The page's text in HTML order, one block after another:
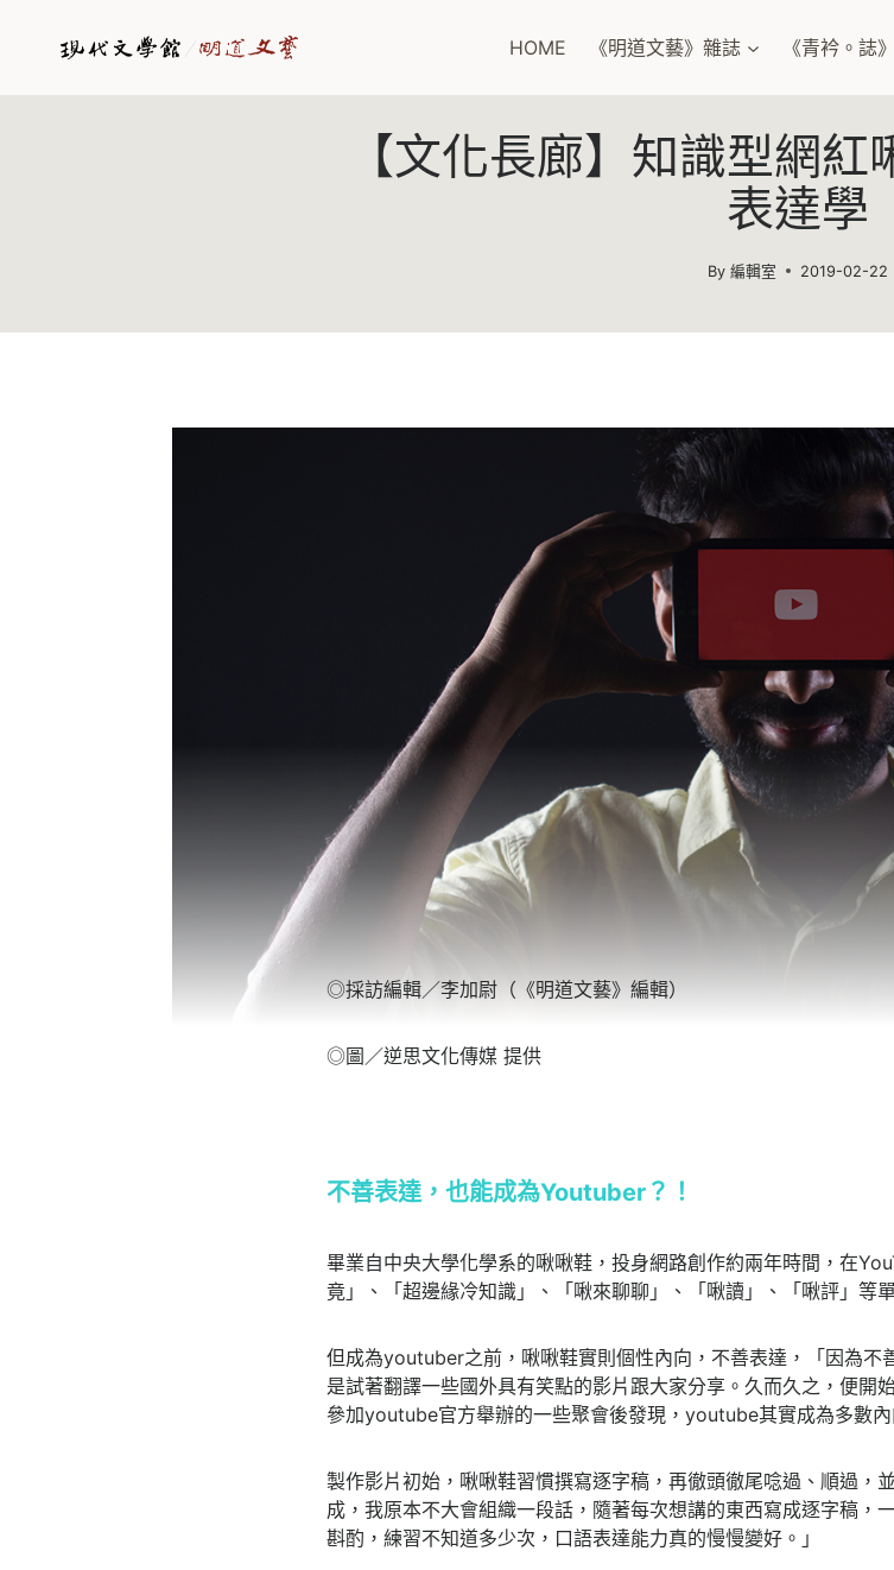
HOME 《明道文藝》雜誌 《青衿。誌
【文化長廊】知識型網
表達學
By 編輯室 2019-02-22
◎採訪編輯／李加尉（《明道文藝》編輯）
◎圖／逆思文化傳媒 提供
不善表達，也能成為Youtuber ？！
畢業自中央大學化學系的啾啾鞋，投身網路創作約兩年時間，在
竟」、「超邊緣冷知識」、「啾來聊聊」、「啾讀」、「啾評」等
但成為youtuber之前，啾啾鞋實則個性內向，不善表達，「因為不
是試著翻譯一些國外具有笑點的影片跟大家分享。久而久之，便
參加youtube官方舉辦的一些聚會後發現，youtube其實成為多數
製作影片初始，啾啾鞋習慣撰寫逐字稿，再徹頭徹尾唸過、順過，
成，我原本不大會組織一段話，隨著每次想講的東西寫成逐字稿，
斟酌，練習不知道多少次，口語表達能力真的慢慢變好。」